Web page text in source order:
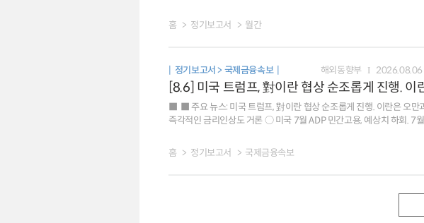
금융시장 혼란 요인이 될 수 있어 신규 리스크로 진입 - 엔캐리 포지션 청산이 단기간 집중될 경우 최근의 위험자산 가격 조정 압력과 결합될 소지 ㅁ글로벌
주요 리스크 주:① 선진국은 美,英,獨,佛,日. AI 투자 버블 우려는 시장 다수 의견이 될 경우, 트럼프發 지경학적 리스크는 중남미, 그린란드 등지에서의 美 간섭
발생 가능성(구분의 편의상 기발생하여 진행 중인 사안도 포함)과
발생 가능성과 영향력을 동시에 반영한 순위의 증감
홈 정기보고서 월간
정기보고서 > 국제금융속보 해외동향부 2026.08.06
[8.6] 미국 트럼프, 對이란 협상 순조롭게 진행.
■ 주요 뉴스: 미국 트럼프, 對이란 협상 순조롭게 진행. 이란은 오
즉각적인 금리인상도 거론 ○ 미국 7월 ADP 민간고용, 예상치 하회. 7월 ISM 서비스업 PMI는 상승세
투자를 저해 ■ 국제금융시장: 미국 주가 하락[-0.2%], 달러화 약세[-0.2%], 금리 강보합[+0bp] ○ 주가: 미국 SP500지수는 그 동안의 상승에 따른 차익매물
등으로 하락 유로 Stoxx600지수는 호르무즈 합의 기대 등으로 강보합 ○ 환율: 달러화지수는 7월 ADP 민간고용 둔화 등으로 하락 유로화는 0.2% 상승,
홈 정기보고서 국제금융속보